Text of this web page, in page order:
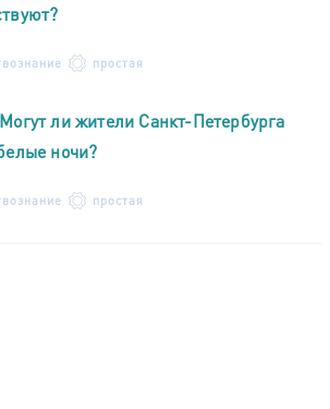
простая
ли жители Санкт-Петербурга
ночи?
простая